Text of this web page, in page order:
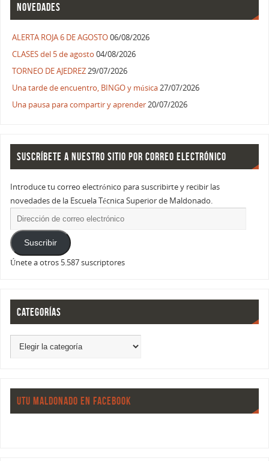
NOVEDADES
ALERTA ROJA 6 DE AGOSTO06/08/2026
CLASES del 5 de agosto 04/08/2026
TORNEO DE AJEDREZ29/07/2026
Una tarde de encuentro, BINGO y música27/07/2026
Una pausa para compartir y aprender20/07/2026
SUSCRÍBETE A NUESTRO SITIO POR CORREO ELECTRÓNICO
Introduce tu correo electrónico para suscribirte y recibir las
novedades de la Escuela Técnica Superior de Maldonado.
Suscribir
Únete a otros 5.587 suscriptores
CATEGORÍAS
UTU MALDONADO EN FACEBOOK